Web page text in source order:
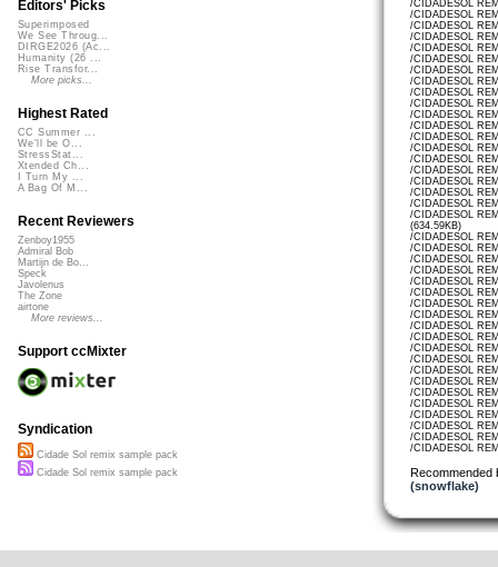
/CIDADESOL
/CIDADESOL
/CIDADESOL
/CIDADESOL
/CIDADESOL
/CIDADESOL
/CIDADESOL
/CIDADESOL
/CIDADESOL
/CIDADESOL
/CIDADESOL
/CIDADESOL
/CIDADESOL
/CIDADESOL
/CIDADESOL
/CIDADESOL
/CIDADESOL
/CIDADESOL
/CIDADESOL
/CIDADESOL
(634.59KB)
/CIDADESOL
/CIDADESOL
/CIDADESOL
/CIDADESOL
/CIDADESOL
/CIDADESOL
/CIDADESOL
/CIDADESOL
/CIDADESOL
/CIDADESOL
/CIDADESOL
/CIDADESOL
/CIDADESOL
/CIDADESOL
/CIDADESOL
/CIDADESOL
/CIDADESOL
/CIDADESOL
/CIDADESOL
/CIDADESOL
Recommended
(snowflake)
Editors' Picks
Superimposed
We See Throug...
DIRGE2026 (Ac...
Humanity (26 ...
Rise Transfor...
More picks...
Highest Rated
CC Summer ...
We'll be O...
StressStat...
Xtended Ch...
I Turn My ...
A Bag Of M...
Recent Reviewers
Zenboy1955
Admiral Bob
Martijn de Bo...
Speck
Javolenus
The Zone
airtone
More reviews...
Support ccMixter
Syndication
Cidade Sol remix sample pack
Cidade Sol remix sample pack